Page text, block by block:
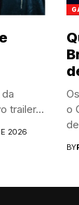
trailer...
2026
o
BY